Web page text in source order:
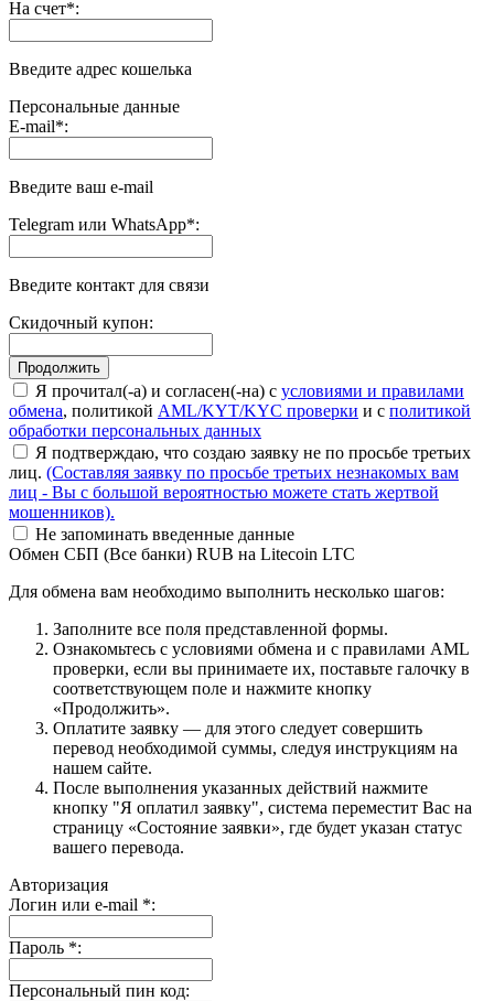
На счет*:
Введите адрес кошелька
Персональные данные
E-mail*:
Введите ваш e-mail
Telegram или WhatsApp*:
Введите контакт для связи
Скидочный купон:
Я прочитал(-а) и согласен(-на) с условиями и правилами
обмена, политикой AML/KYT/KYC проверки и с политикой
обработки персональных данных
Я подтверждаю, что создаю заявку не по просьбе третьих
лиц. (Составляя заявку по просьбе третьих незнакомых вам
лиц - Вы с большой вероятностью можете стать жертвой
мошенников).
Не запоминать введенные данные
Обмен СБП (Все банки) RUB на Litecoin LTC
Для обмена вам необходимо выполнить несколько шагов:
Заполните все поля представленной формы.
Ознакомьтесь с условиями обмена и с правилами AML
проверки, если вы принимаете их, поставьте галочку в
соответствующем поле и нажмите кнопку
«Продолжить».
Оплатите заявку — для этого следует совершить
перевод необходимой суммы, следуя инструкциям на
нашем сайте.
После выполнения указанных действий нажмите
кнопку "Я оплатил заявку", система переместит Вас на
страницу «Состояние заявки», где будет указан статус
вашего перевода.
Авторизация
Логин или e-mail *:
Пароль *:
Персональный пин код: